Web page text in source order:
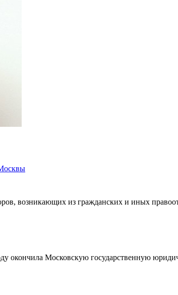
возникающих из гражданских и иных
окончила Московскую государственную